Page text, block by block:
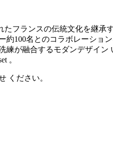
フランスの伝統文化を継
約100名とのコラボレーシ
練が融合するモダンデザイ
。
ください。